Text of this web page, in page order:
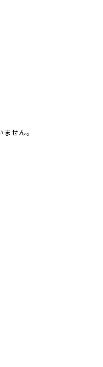
せん。